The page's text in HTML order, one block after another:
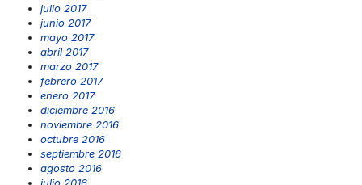
julio 2017
junio 2017
mayo 2017
abril 2017
marzo 2017
febrero 2017
enero 2017
diciembre 2016
noviembre 2016
octubre 2016
septiembre 2016
agosto 2016
julio 2016